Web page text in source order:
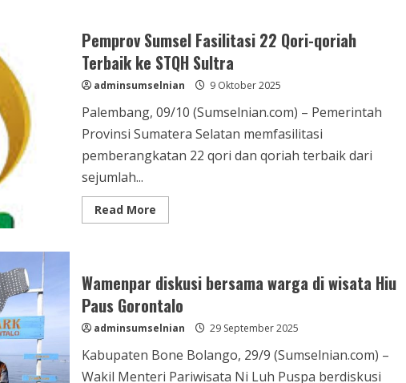
Pemprov Sumsel Fasilitasi 22 Qori-qoriah
Terbaik ke STQH Sultra
adminsumselnian 9 Oktober 2025
Palembang, 09/10 (Sumselnian.com) – Pemerintah
Provinsi Sumatera Selatan memfasilitasi
pemberangkatan 22 qori dan qoriah terbaik dari
sejumlah...
Read More
Wamenpar diskusi bersama warga di wisata Hiu
Paus Gorontalo
adminsumselnian 29 September 2025
Kabupaten Bone Bolango, 29/9 (Sumselnian.com) –
Wakil Menteri Pariwisata Ni Luh Puspa berdiskusi